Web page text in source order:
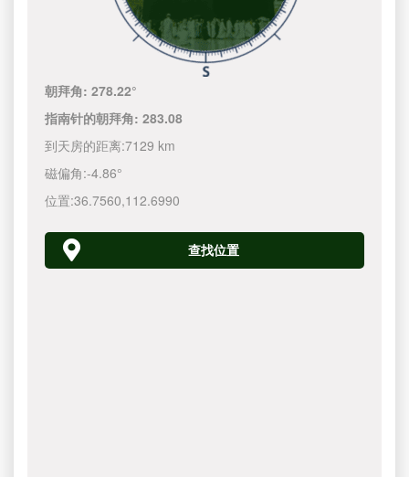
朝拜角:278.22°
指南针的朝拜角:283.08
到天房的距离:7129 km
磁偏角:-4.86°
位置:36.7560,112.6990
查找位置